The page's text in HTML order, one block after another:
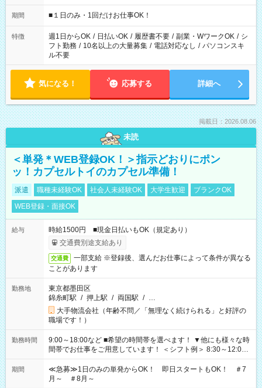
etc ★最短で3時間で5,120円のお仕事から 15時間で2万円近く稼
げるお仕事も！ ご希望のお時間に合わせてご紹介！ ※シフトは
ください！
期間 ■１日のみ・1回だけお仕事OK！
特徴 週1日からOK / 日払いOK / 履歴書不要 / 副業・WワークOK / シ
フト勤務 / 10名以上の大量募集 / 電話対応なし / パソコンスキ
ル不要
気になる！ 応募する 詳細へ
掲載日：2026.08.06
未読
＜単発＊WEB登録OK！＞指示どおりにポン
ッ！カプセルトイのカプセル準備！
派遣 職種未経験OK 社会人未経験OK 大学生歓迎
ブランクOK
WEB登録・面接OK
給与
時給1500円 ■現金日払いもOK（規定あり）
交通費別途支給あり
交通費
一部支給 ※登録後、選んだお仕事によって条件が異なる
ことがあります
勤務地
東京都墨田区
錦糸町駅 / 押上駅 / 両国駅 / …
大手物流会社（年齢不問／「無理なく続けられる」と好評の
職場です！）
勤務時間
9:00～18:00など ■希望の時間帯を選べます！ ▼他にも様々な時
間帯でお仕事をご用意しています！ ＜シフト例＞ 8:30～12:00
17:00～22:00 13:00～22:00 22:00～翌6:00 など
期間
≪急募≫1日のみの単発からOK！ 即日スタートもOK！ ＃7
月～ ＃8月～